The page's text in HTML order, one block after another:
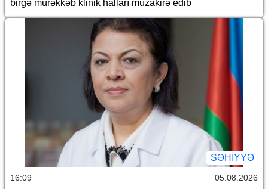
birgə mürəkkəb klinik halları müzakirə edib
SƏHIYYƏ
16:09 05.08.2026